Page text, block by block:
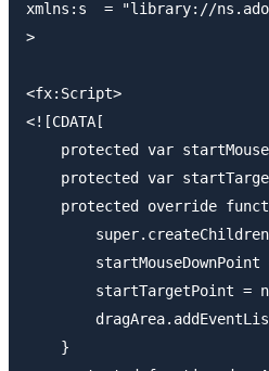
xmlns:s  = "library://
>
<fx:Script>
<![CDATA[
protected var
protected var
protected override
startMouseDownPoint
startTargetPoint =
    }